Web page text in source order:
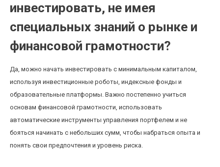
инвестировать, не имея
специальных знаний о рынке и
финансовой грамотности?
Да, можно начать инвестировать с минимальным капиталом,
используя инвестиционные роботы, индексные фонды и
образовательные платформы. Важно постепенно учиться
основам финансовой грамотности, использовать
автоматические инструменты управления портфелем и не
бояться начинать с небольших сумм, чтобы набраться опыта и
понять свои предпочтения и уровень риска.